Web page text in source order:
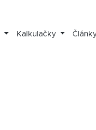
Kalkulačky